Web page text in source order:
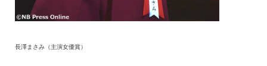
長澤まさみ（主演女優賞）